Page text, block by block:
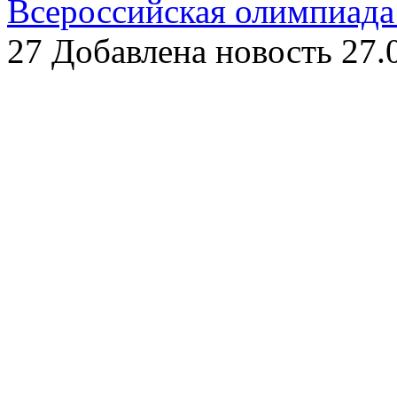
Всероссийская
27 Добавлена новость